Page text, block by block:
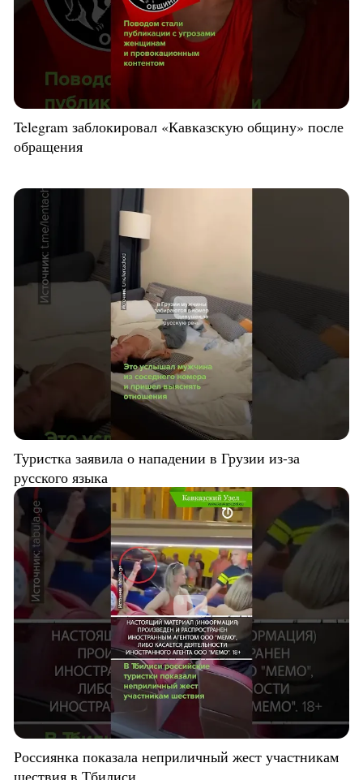
Telegram заблокировал «Кавказскую общину» после
обращения
Туристка заявила о нападении в Грузии из-за
русского языка
Россиянка показала неприличный жест участникам